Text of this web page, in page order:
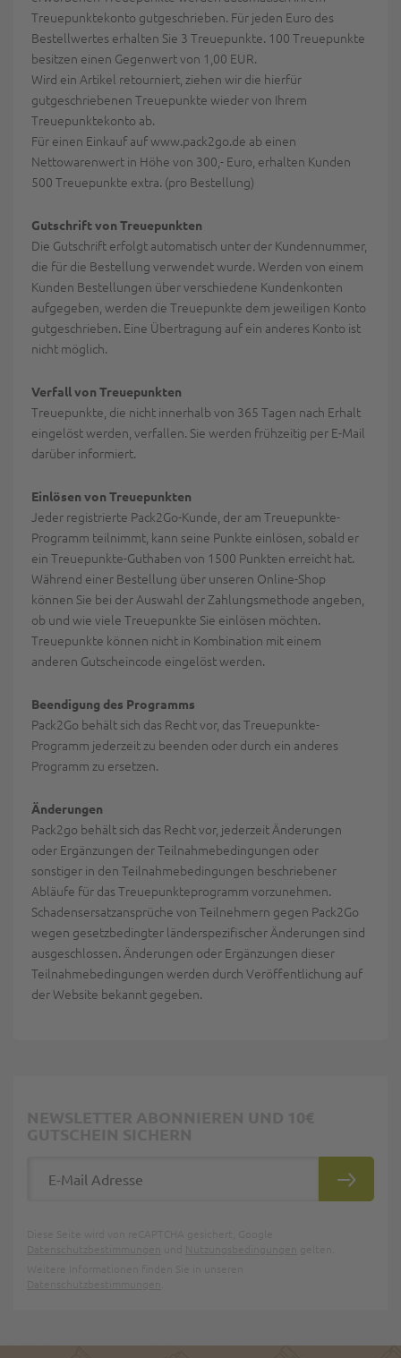
Treuepunktekonto gutgeschrieben. Für jeden Euro des
Bestellwertes erhalten Sie 3 Treuepunkte. 100 Treuepunkte
besitzen einen Gegenwert von 1,00 EUR.
Wird ein Artikel retourniert, ziehen wir die hierfür
gutgeschriebenen Treuepunkte wieder von Ihrem
Treuepunktekonto ab.
Für einen Einkauf auf www.pack2go.de ab einen
Nettowarenwert in Höhe von 300,- Euro, erhalten Kunden
500 Treuepunkte extra. (pro Bestellung)
Gutschrift von Treuepunkten
Die Gutschrift erfolgt automatisch unter der Kundennummer,
die für die Bestellung verwendet wurde. Werden von einem
Kunden Bestellungen über verschiedene Kundenkonten
aufgegeben, werden die Treuepunkte dem jeweiligen Konto
gutgeschrieben. Eine Übertragung auf ein anderes Konto ist
nicht möglich.
Verfall von Treuepunkten
Treuepunkte, die nicht innerhalb von 365 Tagen nach Erhalt
eingelöst werden, verfallen. Sie werden frühzeitig per E-Mail
darüber informiert.
Einlösen von Treuepunkten
Jeder registrierte Pack2Go-Kunde, der am Treuepunkte-
Programm teilnimmt, kann seine Punkte einlösen, sobald er
ein Treuepunkte-Guthaben von 1500 Punkten erreicht hat.
Während einer Bestellung über unseren Online-Shop
können Sie bei der Auswahl der Zahlungsmethode angeben,
ob und wie viele Treuepunkte Sie einlösen möchten.
Treuepunkte können nicht in Kombination mit einem
anderen Gutscheincode eingelöst werden.
Beendigung des Programms
Pack2Go behält sich das Recht vor, das Treuepunkte-
Programm jederzeit zu beenden oder durch ein anderes
Programm zu ersetzen.
Änderungen
Pack2go behält sich das Recht vor, jederzeit Änderungen
oder Ergänzungen der Teilnahmebedingungen oder
sonstiger in den Teilnahmebedingungen beschriebener
Abläufe für das Treuepunkteprogramm vorzunehmen.
Schadensersatzansprüche von Teilnehmern gegen Pack2Go
wegen gesetzbedingter länderspezifischer Änderungen sind
ausgeschlossen. Änderungen oder Ergänzungen dieser
Teilnahmebedingungen werden durch Veröffentlichung auf
der Website bekannt gegeben.